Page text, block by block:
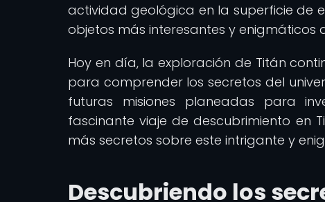
actividad geológica en la superficie de
objetos más interesantes y enigmáticos
Hoy en día, la exploración de Titán
para comprender los secretos del
futuras misiones planeadas para
fascinante viaje de descubrimiento en
más secretos sobre este intrigante y
Descubriendo los